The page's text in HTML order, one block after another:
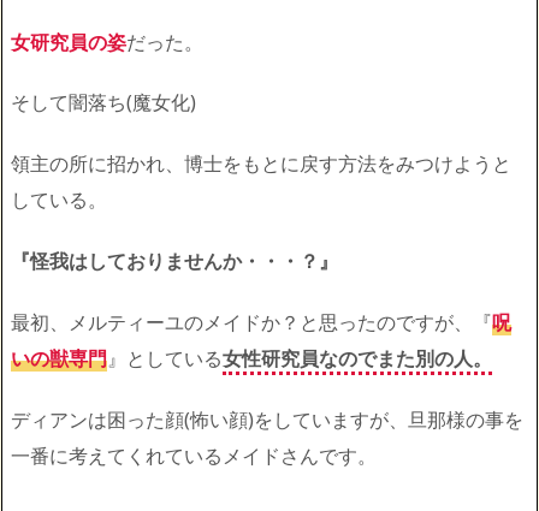
女研究員の姿だった。
そして闇落ち(魔女化)
領主の所に招かれ、博士をもとに戻す方法をみつけようと
している。
『怪我はしておりませんか・・・？』
最初、メルティーユのメイドか？と思ったのですが、『呪
いの獣専門』としている女性研究員なのでまた別の人。
ディアンは困った顔(怖い顔)をしていますが、旦那様の事を
一番に考えてくれているメイドさんです。